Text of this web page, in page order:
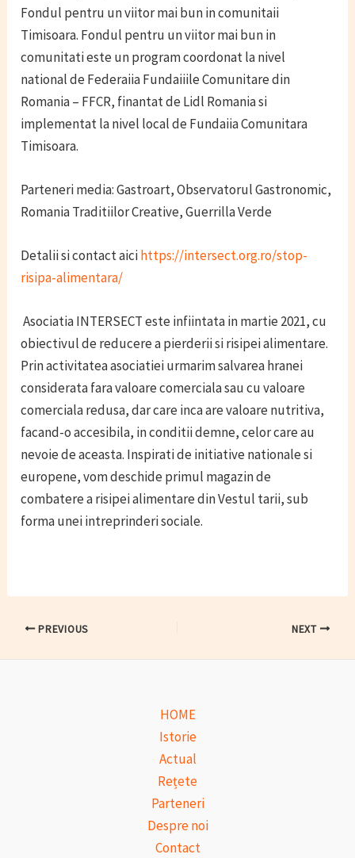
Fondul pentru un viitor mai bun in comunitaii
Timisoara. Fondul pentru un viitor mai bun in
comunitati este un program coordonat la nivel
national de Federaiia Fundaiiile Comunitare din
Romania – FFCR, finantat de Lidl Romania si
implementat la nivel local de Fundaiia Comunitara
Timisoara.
Parteneri media: Gastroart, Observatorul Gastronomic,
Romania Traditiilor Creative, Guerrilla Verde
Detalii si contact aicihttps://intersect.org.ro/stop-
risipa-alimentara/
Asociatia INTERSECT este infiintata in martie 2021, cu
obiectivul de reducere a pierderii si risipei alimentare.
Prin activitatea asociatiei urmarim salvarea hranei
considerata fara valoare comerciala sau cu valoare
comerciala redusa, dar care inca are valoare nutritiva,
facand-o accesibila, in conditii demne, celor care au
nevoie de aceasta. Inspirati de initiative nationale si
europene, vom deschide primul magazin de
combatere a risipei alimentare din Vestul tarii, sub
forma unei intreprinderi sociale.
Post PREVIOUS NEXT
HOME
Istorie
Actual
Rețete
Parteneri
Despre noi
Contact